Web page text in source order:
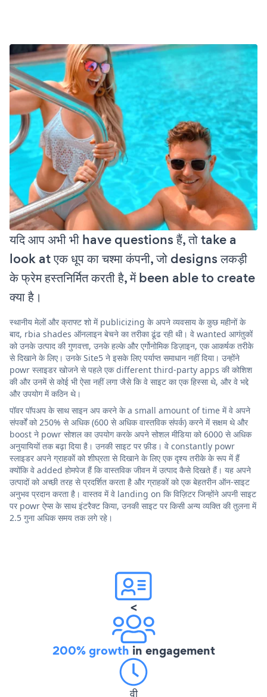
यदि आप अभी भी have questions हैं, तो take a
look at एक धूप का चश्मा कंपनी, जो designs लकड़ी
के फ्रेम हस्तनिर्मित करती है, में been able to create
क्या है।
स्थानीय मेलों और क्राफ्ट शो में publicizing के अपने व्यवसाय के कुछ महीनों के
बाद, rbia shades ऑनलाइन बेचने का तरीका ढूंढ रही थी। वे wanted आगंतुकों
को उनके उत्पाद की गुणवत्ता, उनके हल्के और एर्गोनोमिक डिज़ाइन, एक आकर्षक तरीके
से दिखाने के लिए। उनके Site5 ने इसके लिए पर्याप्त समाधान नहीं दिया। उन्होंने
powr स्लाइडर खोजने से पहले एक different third-party apps की कोशिश
की और उनमें से कोई भी ऐसा नहीं लगा जैसे कि वे साइट का एक हिस्सा थे, और वे भद्दे
और उपयोग में कठिन थे।
पॉवर पॉपअप के साथ साइन अप करने के a small amount of time में वे अपने
संपर्कों को 250% से अधिक (600 से अधिक वास्तविक संपर्क) करने में सक्षम थे और
boost ने powr सोशल का उपयोग करके अपने सोशल मीडिया को 6000 से अधिक
अनुयायियों तक बढ़ा दिया है। उनकी साइट पर फ़ीड। वे constantly powr
स्लाइडर अपने ग्राहकों को शीघ्रता से दिखाने के लिए एक दृश्य तरीके के रूप में हैं
क्योंकि वे added होमपेज हैं कि वास्तविक जीवन में उत्पाद कैसे दिखते हैं। यह अपने
उत्पादों को अच्छी तरह से प्रदर्शित करता है और ग्राहकों को एक बेहतरीन ऑन-साइट
अनुभव प्रदान करता है। वास्तव में वे landing on कि विज़िटर जिन्होंने अपनी साइट
पर powr ऐप्स के साथ इंटरैक्ट किया, उनकी साइट पर किसी अन्य व्यक्ति की तुलना में
2.5 गुना अधिक समय तक लगे रहे।
<
200% growth in engagement
वी